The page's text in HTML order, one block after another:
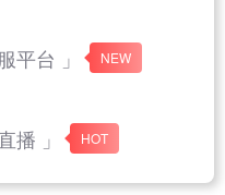
平台 」
播 」